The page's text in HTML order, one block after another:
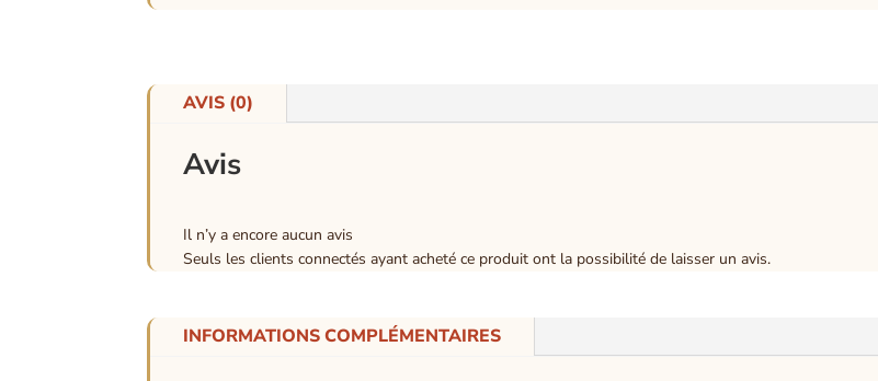
AVIS (0)
Avis
Il n’y a encore aucun avis
Seuls les clients connectés ayant acheté ce produit ont la possibilité de laisser un avis.
INFORMATIONS COMPLÉMENTAIRES